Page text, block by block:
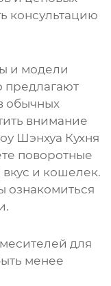
консультацию
и модели
предлагают
обычных
внимание
Шэнхуа Кухня
поворотные
и кошелек.
ознакомиться
для
менее